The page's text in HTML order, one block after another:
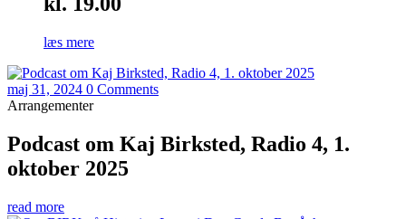
læs mere
maj 31, 2024 0 Comments
Arrangementer
Podcast om Kaj Birksted, Radio 4, 1.
oktober 2025
read more